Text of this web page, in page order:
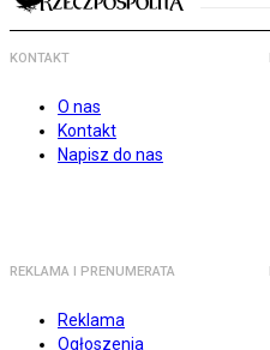
KONTAKT
O nas
Kontakt
Napisz do nas
REKLAMA I PRENUMERATA
Reklama
Ogłoszenia